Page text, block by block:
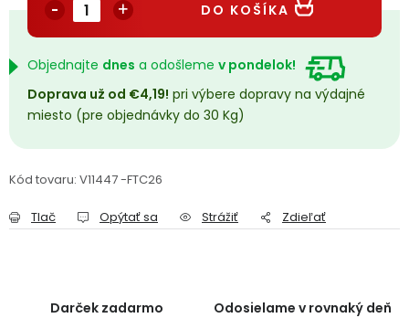
Přihlášení Registrace
DO KOŠÍKA
Objednajte dnes a odošleme v pondelok!
Doprava už od €4,19! pri výbere dopravy na výdajné
miesto (pre objednávky do 30 Kg)
Kód tovaru: V11447 -FTC26
Tlač Opýtať sa Strážiť Zdieľať
Darček zadarmo Odosielame v rovnaký deň